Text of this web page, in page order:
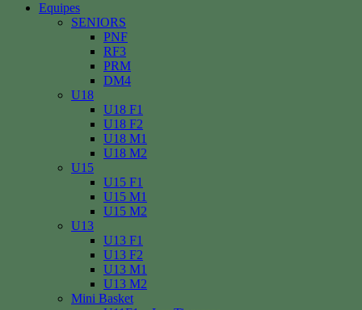
Equipes
SENIORS
PNF
RF3
PRM
DM4
U18
U18 F1
U18 F2
U18 M1
U18 M2
U15
U15 F1
U15 M1
U15 M2
U13
U13 F1
U13 F2
U13 M1
U13 M2
Mini Basket